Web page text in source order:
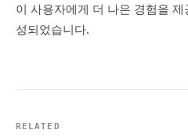
이 사용자에게 더 나은 경험을
성되었습니다.
RELATED